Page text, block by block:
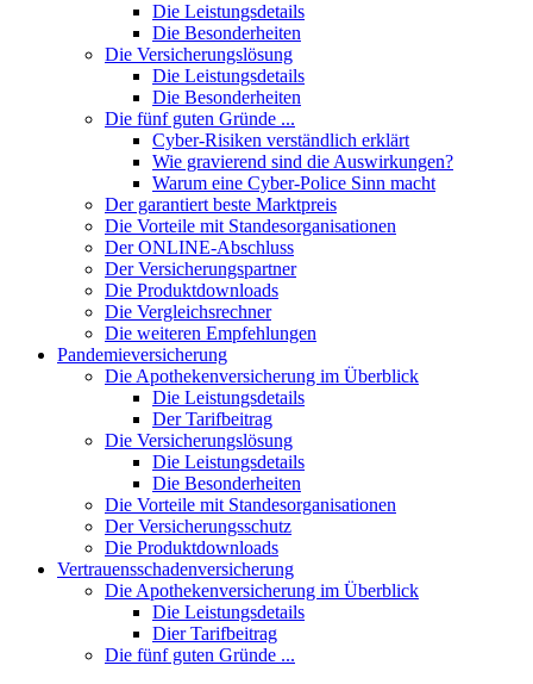
Die Leistungsdetails
Die Besonderheiten
Die Versicherungslösung
Die Leistungsdetails
Die Besonderheiten
Die fünf guten Gründe ...
Cyber-Risiken verständlich erklärt
Wie gravierend sind die Auswirkungen?
Warum eine Cyber-Police Sinn macht
Der garantiert beste Marktpreis
Die Vorteile mit Standesorganisationen
Der ONLINE-Abschluss
Der Versicherungspartner
Die Produktdownloads
Die Vergleichsrechner
Die weiteren Empfehlungen
Pandemieversicherung
Die Apothekenversicherung im Überblick
Die Leistungsdetails
Der Tarifbeitrag
Die Versicherungslösung
Die Leistungsdetails
Die Besonderheiten
Die Vorteile mit Standesorganisationen
Der Versicherungsschutz
Die Produktdownloads
Vertrauensschadenversicherung
Die Apothekenversicherung im Überblick
Die Leistungsdetails
Dier Tarifbeitrag
Die fünf guten Gründe ...